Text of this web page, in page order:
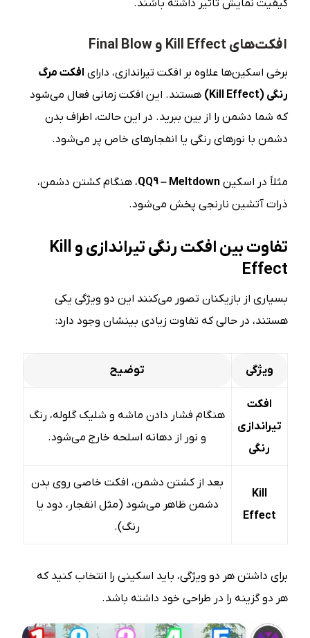
کیفیت نمایش تاثیر داشته باشند.
افکت‌های Kill Effect و Final Blow
برخی اسکین‌ها علاوه بر افکت تیراندازی، دارای افکت مرگ
رنگی (Kill Effect)
هستند. این افکت زمانی فعال می‌شود
که شما دشمن را از بین ببرید. در این حالت، اطراف بدن
دشمن با نورهای رنگی یا انفجارهای خاص پر می‌شود.
مثلاً در اسکینQQ9 – Meltdown، هنگام کشتن دشمن،
ذرات آتشین نارنجی پخش می‌شود.
تفاوت بین افکت رنگی تیراندازی و Kill
Effect
بسیاری از بازیکنان تصور می‌کنند این دو ویژگی یکی
هستند، در حالی که تفاوت زیادی بینشان وجود دارد:
ویژگی توضیح
افکت
تیراندازی
رنگی
هنگام فشار دادن ماشه و شلیک گلوله، رنگ
و نور از دهانه اسلحه خارج می‌شود.
Kill
Effect
بعد از کشتن دشمن، افکت خاصی روی بدن
دشمن ظاهر می‌شود (مثل انفجار، دود یا
رنگ).
برای داشتن هر دو ویژگی، باید اسکینی را انتخاب کنید که
هر دو گزینه را در طراحی خود داشته باشد.